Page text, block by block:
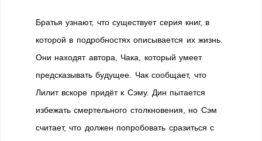
Братья узнают, что существует серия книг, в
которой в подробностях описывается их жизнь.
Они находят автора, Чака, который умеет
предсказывать будущее. Чак сообщает, что
Лилит вскоре придёт к Сэму. Дин пытается
избежать смертельного столкновения, но Сэм
считает, что должен попробовать сразиться с